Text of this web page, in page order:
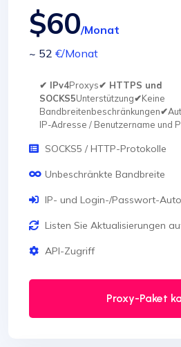
$60/Monat
~ 52 €/Monat
✔ IPv4Proxys✔ HTTPS und
SOCKS5Unterstützung✔Keine
Bandbreitenbeschränkungen✔
IP-Adresse / Benutzername und
SOCKS5 / HTTP-Protokolle
Unbeschränkte Bandbreite
IP- und Login-/Passwort-
Listen Sie Aktualisierungen
API-Zugriff
Proxy-Paket